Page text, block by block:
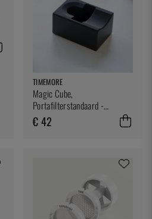
TIMEMORE
Magic Cube,
Portafilterstandaard -
Timemore
€ 42